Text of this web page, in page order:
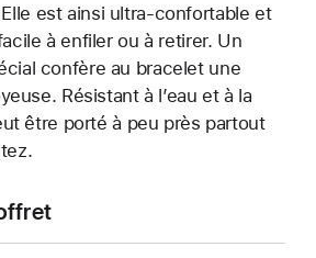
est ainsi ultra-confortable et
à enfiler ou à retirer. Un
confère au bracelet une
Résistant à l’eau et à la
être porté à peu près partout